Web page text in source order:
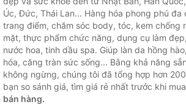
Úc, Đức, Thái Lan... Hàng hóa phong phú
trang điểm, chăm sóc body, tóc, kem chống
mặt, thực phẩm chức năng, dụng cụ làm
nước hoa, tinh dầu spa. Giúp làn da hồng
hóa, căng tràn sức sống... Bằng khả năng
không ngừng, chúng tôi đã tổng hợp hơn
bạn so sánh giá, tìm giá rẻ nhất trước khi
bán hàng.